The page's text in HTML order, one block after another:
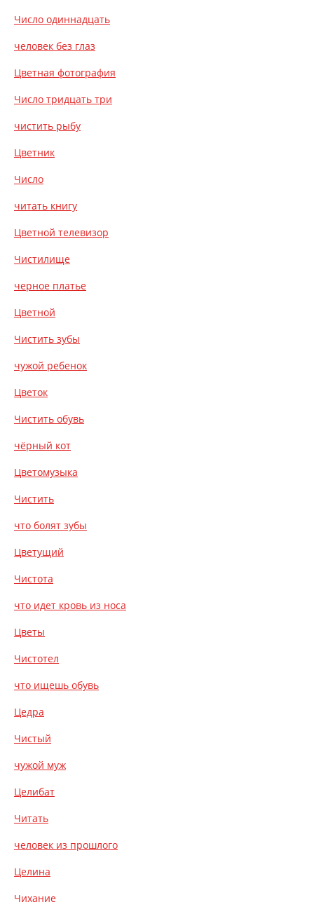
Число одиннадцать
человек без глаз
Цветная фотография
Число тридцать три
чистить рыбу
Цветник
Число
читать книгу
Цветной телевизор
Чистилище
черное платье
Цветной
Чистить зубы
чужой ребенок
Цветок
Чистить обувь
чёрный кот
Цветомузыка
Чистить
что болят зубы
Цветущий
Чистота
что идет кровь из носа
Цветы
Чистотел
что ищешь обувь
Цедра
Чистый
чужой муж
Целибат
Читать
человек из прошлого
Целина
Чихание